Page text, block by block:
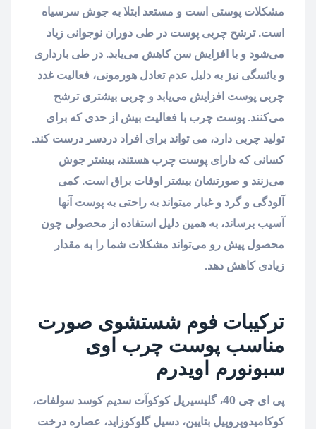
مشکلات پوستی است و مستعد ابتلا به جوش سرسیاه
است. ترشح چربی پوست در طی دوران نوجوانی زیاد
می‌شود و با افزایش سن کاهش می‌یابد. در طی بارداری
و یائسگی نیز به دلیل عدم تعادل هورمونی، فعالیت غدد
چربی پوست افزایش می‌یابد و چربی بیشتری ترشح
می‌کنند. پوست چرب با فعالیت بیش از حدی که برای
تولید چربی دارد، می تواند برای افراد دردسر درست کند.
کسانی که دارای پوست چرب هستند، بیشتر جوش
می‌زنند و صورتشان بیشتر اوقات براق است. کمی
آلودگی و گرد و غبار میتواند به راحتی به پوست آنها
آسیب برساند، به همین دلیل استفاده از محصولی چون
محصول پیش رو می‌تواند مشکلات شما را به مقدار
زیادی کاهش دهد.
ترکیبات فوم شستشوی صورت
مناسب پوست چرب اوی
سبونورم اویدرم
پی ای جی 40، گلیسیریل کوکوآت سدیم کوسد سولفات،
کوکامیدوپروپیل بتایین، دسیل گلوکوزاید، عصاره درخت